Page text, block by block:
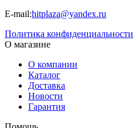
E-mail:hitplaza@yandex.ru
Политика конфиденциальности
О магазине
О компании
Каталог
Доставка
Новости
Гарантия